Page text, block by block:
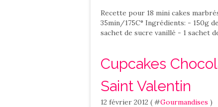
Recette pour 18 mini cakes
35min/175C° Ingrédients: - 150g
sachet de sucre vanillé - 1 sachet
Cupcakes
Saint Valentin
12 février 2012 ( #Gourmandises )